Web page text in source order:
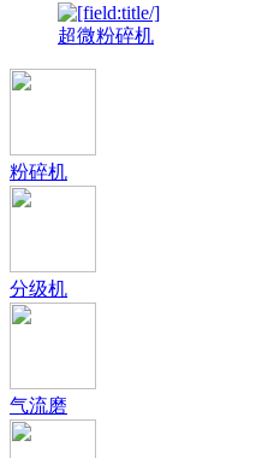
超微粉碎机
粉碎机
分级机
气流磨